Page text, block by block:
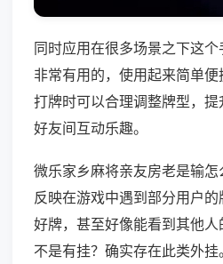
同时应用在很多场景之下这
非常有用的，使用起来简单
打牌时可以合理调整牌型，
好友间互动乐趣。
微乐家乡麻将亲友房老是输
反映在游戏中遇到部分用户
好牌，甚至好像能看到其他
不是有挂？确实存在此类外